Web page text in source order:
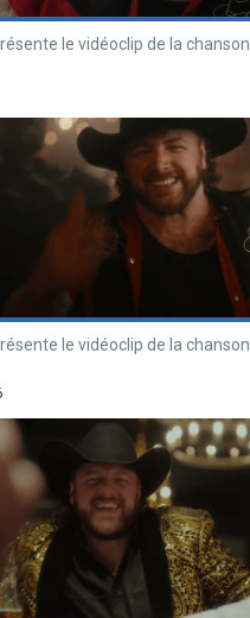
le vidéoclip de la chanson
le vidéoclip de la chanson